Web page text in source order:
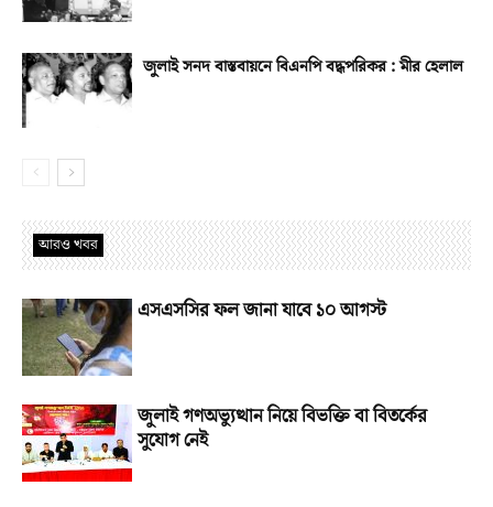
জুলাই সনদ বাস্তবায়নে বিএনপি বদ্ধপরিকর : মীর হেলাল
আরও খবর
এসএসসির ফল জানা যাবে ১০ আগস্ট
জুলাই গণঅভ্যুত্থান নিয়ে বিভক্তি বা বিতর্কের
সুযোগ নেই